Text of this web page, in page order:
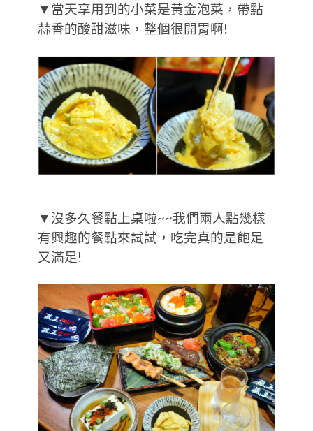
▼當天享用到的小菜是黃金泡菜，帶點
蒜香的酸甜滋味，整個很開胃啊!
▼沒多久餐點上桌啦~~我們兩人點幾樣
有興趣的餐點來試試，吃完真的是飽足
又滿足!